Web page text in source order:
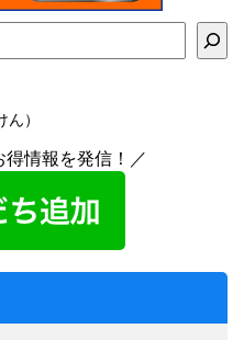
）
情報を発信！／